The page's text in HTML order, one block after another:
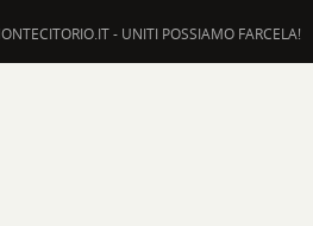
- UNITI POSSIAMO FARCELA!